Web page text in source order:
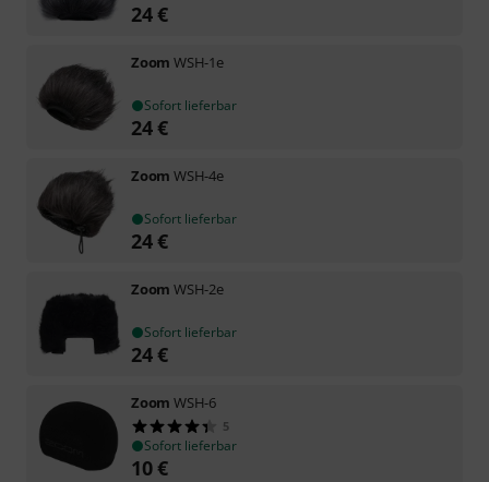
24€
Zoom WSH-1e
Sofort lieferbar
24€
Zoom WSH-4e
Sofort lieferbar
24€
Zoom WSH-2e
Sofort lieferbar
24€
Zoom WSH-6
5
Sofort lieferbar
10€